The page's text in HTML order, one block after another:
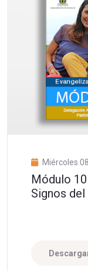
Miércoles
Módulo
Signos